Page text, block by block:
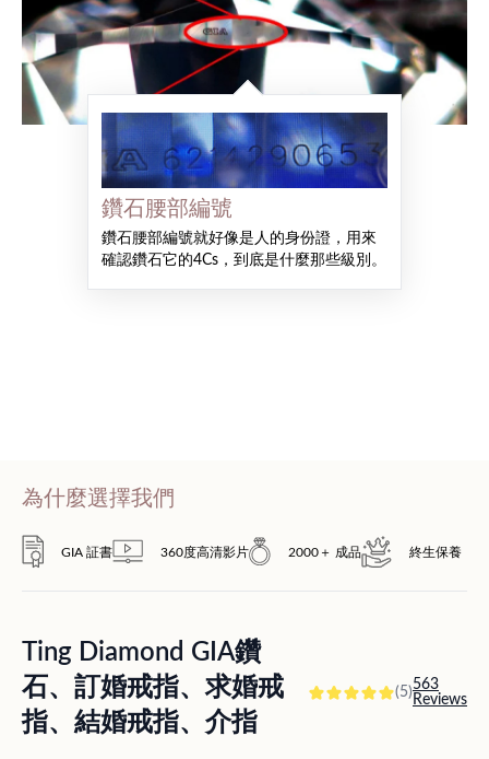
鑽石腰部編號
鑽石腰部編號就好像是人的身份證，用來
確認鑽石它的4Cs，到底是什麼那些級別。
為什麼選擇我們
GIA 証書 360度高清影片 2000＋ 成品 終生保養
Ting Diamond GIA鑽
石、訂婚戒指、求婚戒
指、結婚戒指、介指
(5)563
Reviews